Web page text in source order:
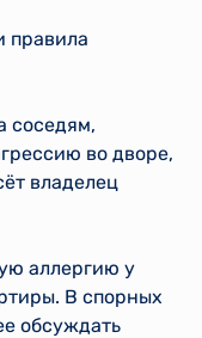
правила
соседям,
во дворе,
владелец
аллергию у
В спорных
обсуждать